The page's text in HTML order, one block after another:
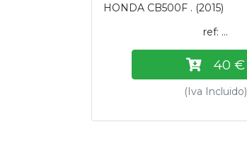
HONDA CB500F . (2015)
ref: ...
40 €
(Iva Incluido)